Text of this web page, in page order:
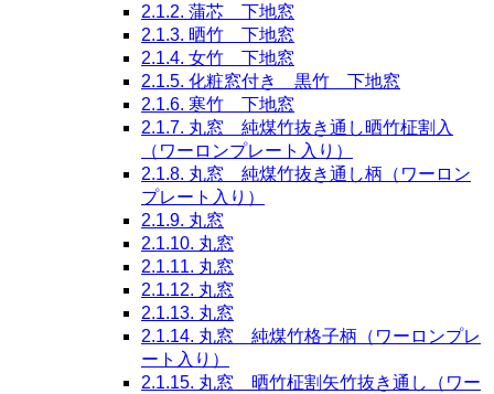
2.1.2. 蒲芯 下地窓
2.1.3. 晒竹 下地窓
2.1.4. 女竹 下地窓
2.1.5. 化粧窓付き 黒竹 下地窓
2.1.6. 寒竹 下地窓
2.1.7. 丸窓 純煤竹抜き通し晒竹柾割入
（ワーロンプレート入り）
2.1.8. 丸窓 純煤竹抜き通し柄（ワーロン
プレート入り）
2.1.9. 丸窓
2.1.10. 丸窓
2.1.11. 丸窓
2.1.12. 丸窓
2.1.13. 丸窓
2.1.14. 丸窓 純煤竹格子柄（ワーロンプレ
ート入り）
2.1.15. 丸窓 晒竹柾割矢竹抜き通し（ワー